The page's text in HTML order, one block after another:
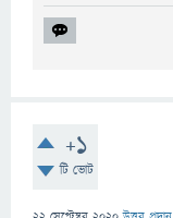
+1
টি ভোট